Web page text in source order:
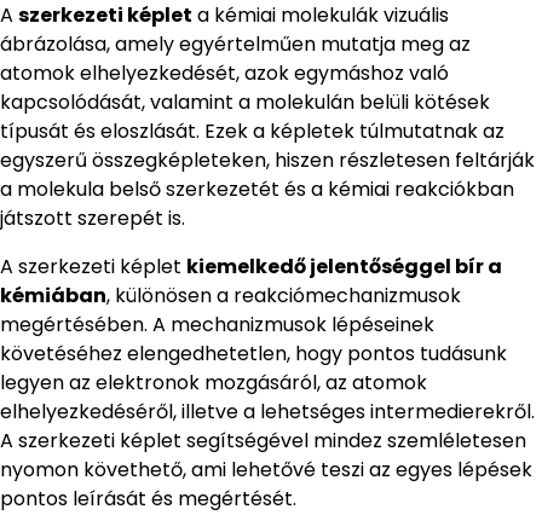
A szerkezeti képlet a kémiai molekulák vizuális
ábrázolása, amely egyértelműen mutatja meg az
atomok elhelyezkedését, azok egymáshoz való
kapcsolódását, valamint a molekulán belüli kötések
típusát és eloszlását. Ezek a képletek túlmutatnak az
egyszerű összegképleteken, hiszen részletesen feltárják
a molekula belső szerkezetét és a kémiai reakciókban
játszott szerepét is.
A szerkezeti képlet kiemelkedő jelentőséggel bír a
kémiában, különösen a reakciómechanizmusok
megértésében. A mechanizmusok lépéseinek
követéséhez elengedhetetlen, hogy pontos tudásunk
legyen az elektronok mozgásáról, az atomok
elhelyezkedéséről, illetve a lehetséges intermedierekről.
A szerkezeti képlet segítségével mindez szemléletesen
nyomon követhető, ami lehetővé teszi az egyes lépések
pontos leírását és megértését.